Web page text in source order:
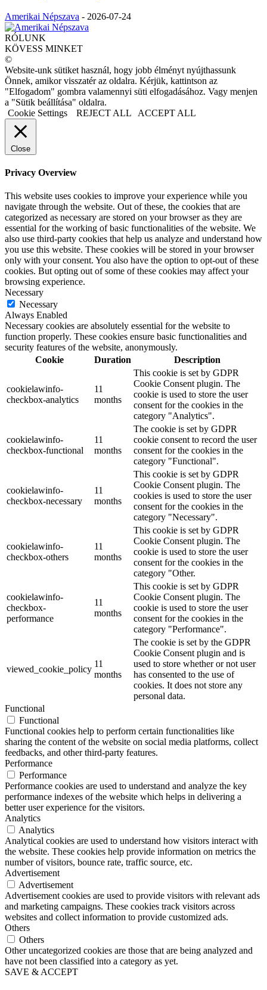
Amerikai Népszava - 2026-07-24
RÓLUNK
KÖVESS MINKET
©
Website-unk sütiket használ, hogy jobb élményt nyújthassunk
Önnek, amikor visszatér az oldalra. Kérjük, kattintson az
"Elfogadom" gombra valamennyi süti elfogadásához. Vagy menjen
a "Sütik beállítása" oldalra.
Cookie Settings
REJECT ALL ACCEPT ALL
Close
Privacy Overview
This website uses cookies to improve your experience while you
navigate through the website. Out of these, the cookies that are
categorized as necessary are stored on your browser as they are
essential for the working of basic functionalities of the website. We
also use third-party cookies that help us analyze and understand how
you use this website. These cookies will be stored in your browser
only with your consent. You also have the option to opt-out of these
cookies. But opting out of some of these cookies may affect your
browsing experience.
Necessary
Necessary
Always Enabled
Necessary cookies are absolutely essential for the website to
function properly. These cookies ensure basic functionalities and
security features of the website, anonymously.
Cookie
Duration Description
cookielawinfo-
checkbox-analytics
11
months
This cookie is set by GDPR
Cookie Consent plugin. The
cookie is used to store the user
consent for the cookies in the
category "Analytics".
cookielawinfo-
checkbox-functional
11
months
The cookie is set by GDPR
cookie consent to record the user
consent for the cookies in the
category "Functional".
cookielawinfo-
checkbox-necessary
11
months
This cookie is set by GDPR
Cookie Consent plugin. The
cookies is used to store the user
consent for the cookies in the
category "Necessary".
cookielawinfo-
checkbox-others
11
months
This cookie is set by GDPR
Cookie Consent plugin. The
cookie is used to store the user
consent for the cookies in the
category "Other.
cookielawinfo-
checkbox-
performance
11
months
This cookie is set by GDPR
Cookie Consent plugin. The
cookie is used to store the user
consent for the cookies in the
category "Performance".
viewed_cookie_policy
11
months
The cookie is set by the GDPR
Cookie Consent plugin and is
used to store whether or not user
has consented to the use of
cookies. It does not store any
personal data.
Functional
Functional
Functional cookies help to perform certain functionalities like
sharing the content of the website on social media platforms, collect
feedbacks, and other third-party features.
Performance
Performance
Performance cookies are used to understand and analyze the key
performance indexes of the website which helps in delivering a
better user experience for the visitors.
Analytics
Analytics
Analytical cookies are used to understand how visitors interact with
the website. These cookies help provide information on metrics the
number of visitors, bounce rate, traffic source, etc.
Advertisement
Advertisement
Advertisement cookies are used to provide visitors with relevant ads
and marketing campaigns. These cookies track visitors across
websites and collect information to provide customized ads.
Others
Others
Other uncategorized cookies are those that are being analyzed and
have not been classified into a category as yet.
SAVE & ACCEPT